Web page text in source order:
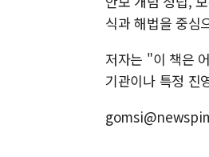
식과 해법을 중심
저자는 "이 책은
기관이나 특정 진